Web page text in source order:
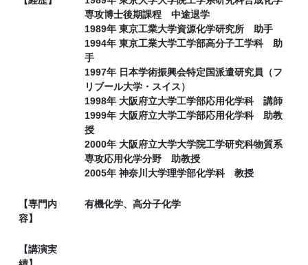
専攻博士後期課程 中途退学
1989年 東京工業大学資源化学研究所 助手
1994年 東京工業大学工学部高分子工学科 助
手
1997年 日本学術振興会特定国派遣研究員（フ
リブール大学・スイス）
1998年 大阪府立大学工学部応用化学科 講師
1999年 大阪府立大学工学部応用化学科 助教
授
2000年 大阪府立大学大学院工学研究科物質系
専攻応用化学分野 助教授
2005年 神奈川大学理学部化学科 教授
【専門内
容】
有機化学、高分子化学
【講演実